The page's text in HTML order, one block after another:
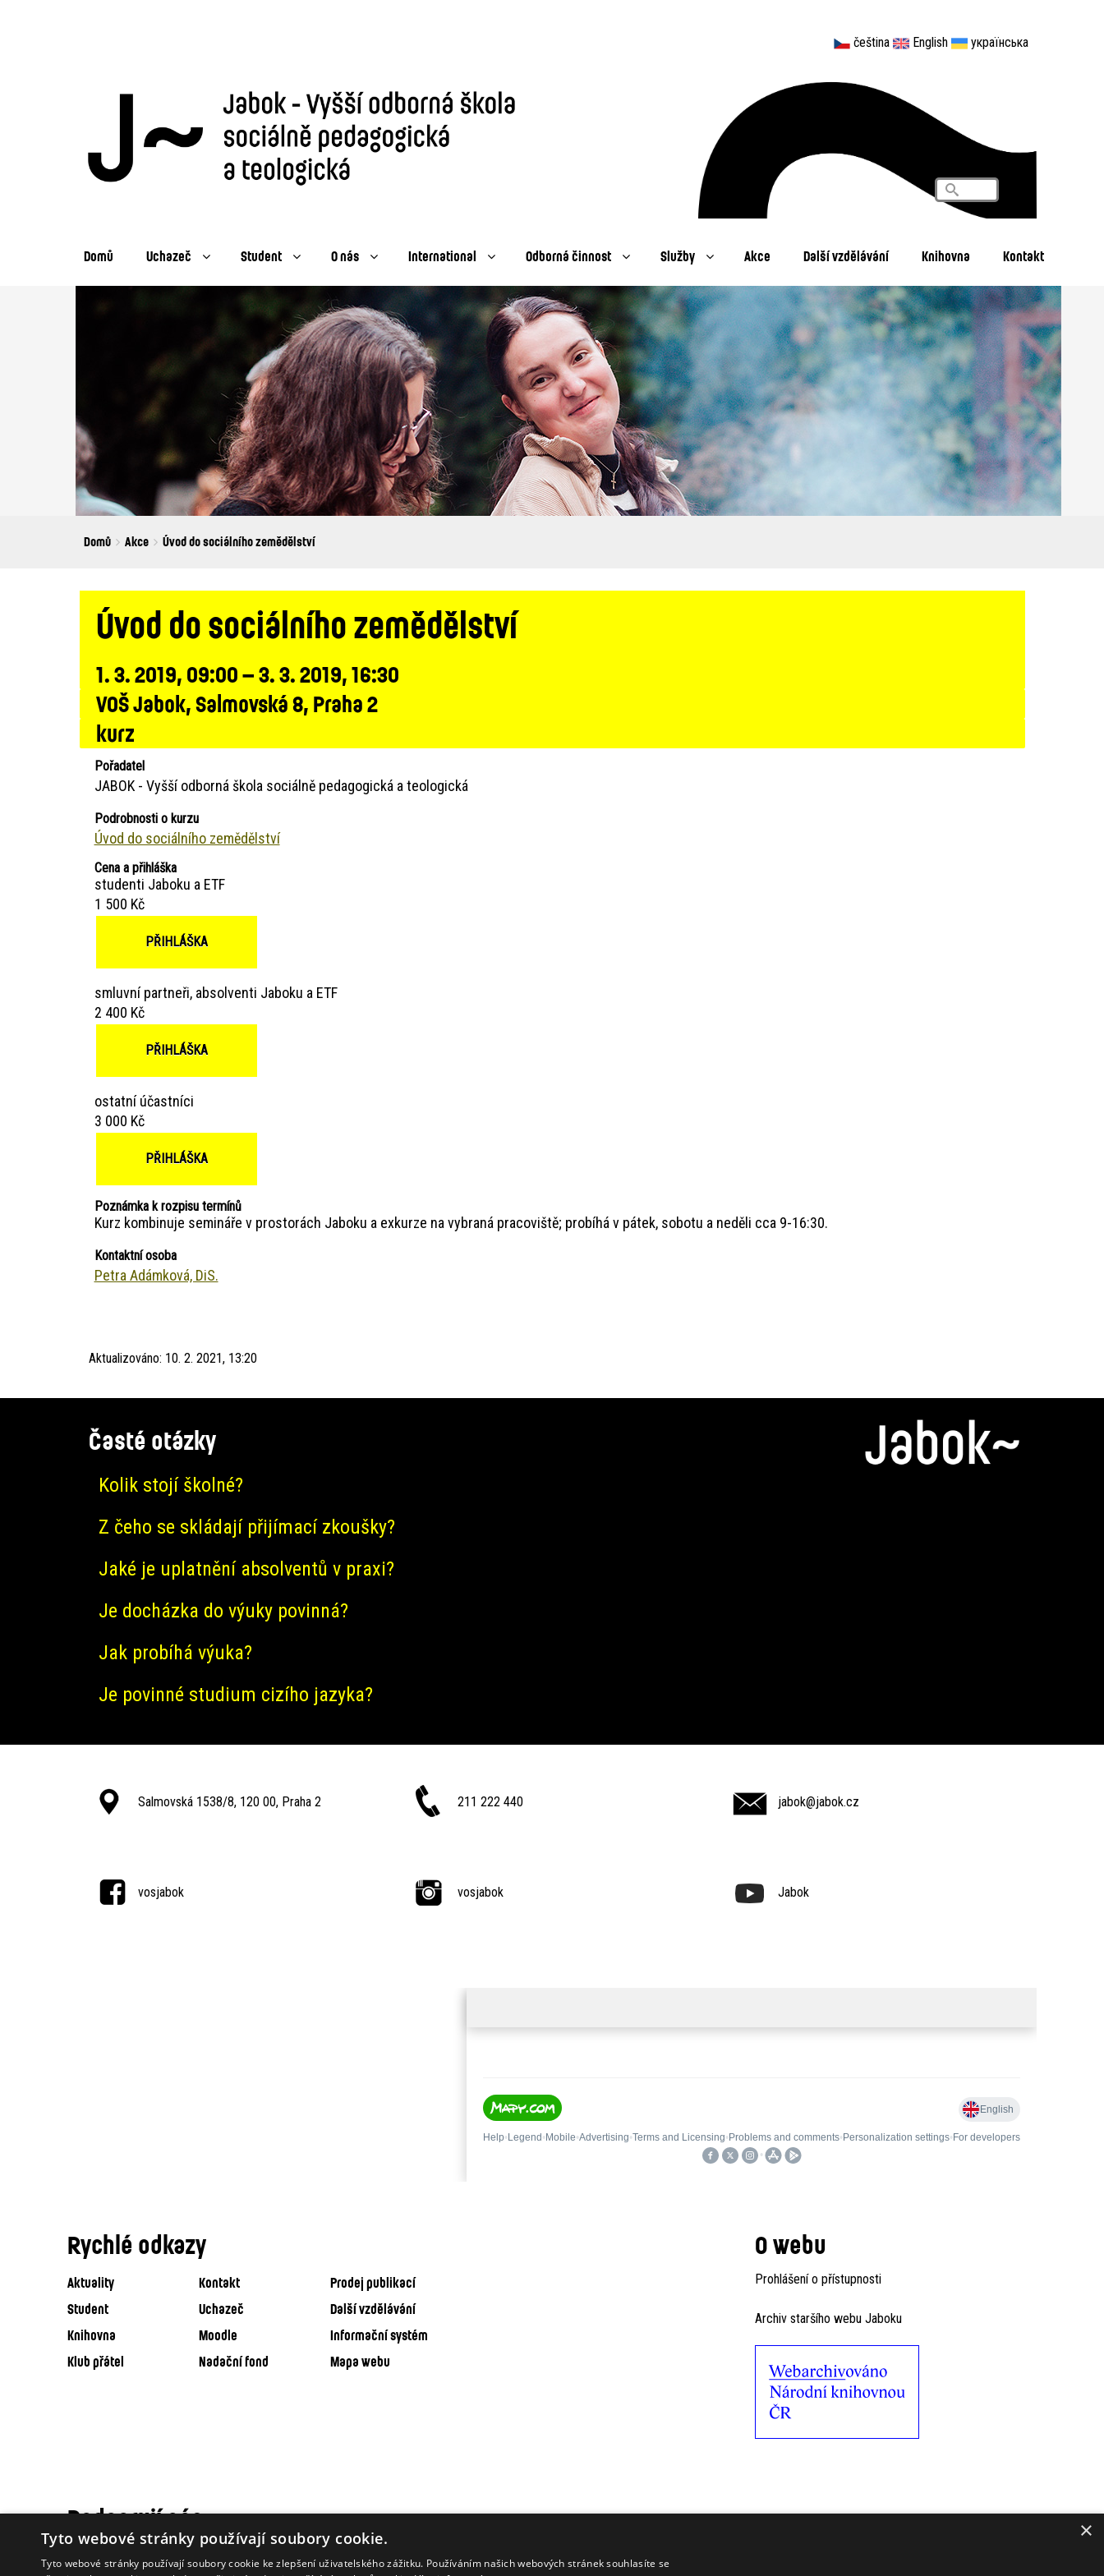
čeština English українська
Vyhledávání
Search
Domů Uchazeč Student O nás International Odborná činnost Služby Akce Další vzdělávání Knihovna Kontakt
Breadcrumbs
You
Domů Akce Úvod do sociálního zemědělství
Úvod do sociálního zemědělství
1. 3. 2019, 09:00 – 3. 3. 2019, 16:30
VOŠ Jabok, Salmovská 8, Praha 2
kurz
Pořadatel
JABOK - Vyšší odborná škola sociálně pedagogická a teologická
Podrobnosti o kurzu
Úvod do sociálního zemědělství
Cena a přihláška
studenti Jaboku a ETF
1 500 Kč
PŘIHLÁŠKA
smluvní partneři, absolventi Jaboku a ETF
2 400 Kč
PŘIHLÁŠKA
ostatní účastníci
3 000 Kč
PŘIHLÁŠKA
Poznámka k rozpisu termínů
Kurz kombinuje semináře v prostorách Jaboku a exkurze na vybraná pracoviště; probíhá v pátek, sobotu a neděli cca 9-16:30.
Kontaktní osoba
Petra Adámková, DiS.
Aktualizováno: 10. 2. 2021, 13:20
Časté otázky
Kolik stojí školné?
Z čeho se skládají přijímací zkoušky?
Jaké je uplatnění absolventů v praxi?
Je docházka do výuky povinná?
Jak probíhá výuka?
Je povinné studium cizího jazyka?
Salmovská 1538/8, 120 00, Praha 2 211 222 440 jabok@jabok.cz
vosjabok vosjabok Jabok
Rychlé odkazy
Aktuality Kontakt
Prodej publikací
Student
Uchazeč
Další vzdělávání
Knihovna
Moodle
Informační systém
Klub přátel
Nadační fond Mapa webu
O webu
Prohlášení o přístupnosti
Archiv staršího webu Jaboku
Podporují nás ×
Tyto webové stránky používají soubory cookie.
Tyto webové stránky používají soubory cookie ke zlepšení uživatelského zážitku. Používáním našich webových stránek souhlasíte se